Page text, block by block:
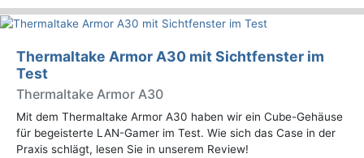
Thermaltake Armor A30 mit Sichtfenster im
Test
Thermaltake Armor A30
Mit dem Thermaltake Armor A30 haben wir ein Cube-Gehäuse
für begeisterte LAN-Gamer im Test. Wie sich das Case in der
Praxis schlägt, lesen Sie in unserem Review!